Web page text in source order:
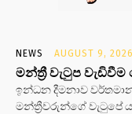
NEWS AUGUST 9, 2026
මන්ත්‍රී වැටුප
ඉන්ධන දීමනාව
මන්ත්‍රීවරුන්ගේ වැටුපේ